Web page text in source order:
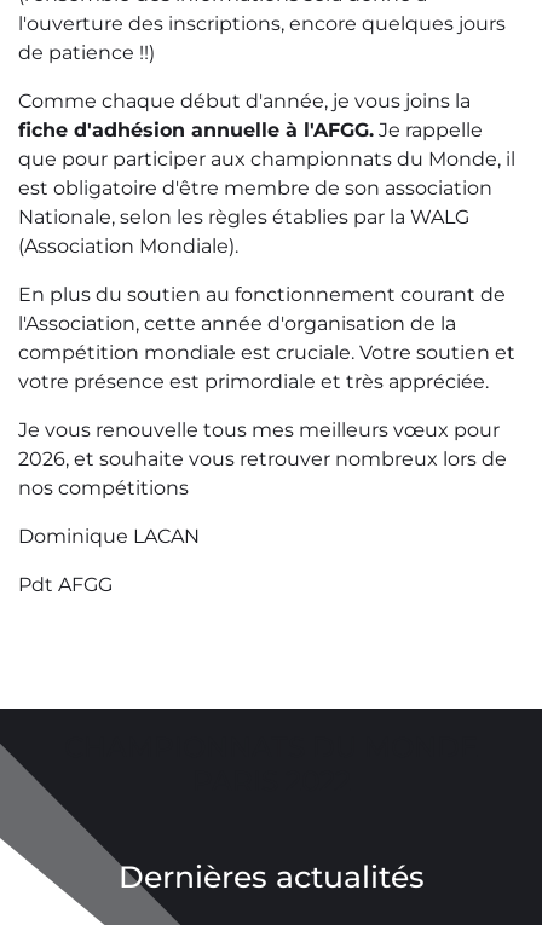
l'ouverture des inscriptions, encore quelques jours
de patience !!)
Comme chaque début d'année, je vous joins la
fiche d'adhésion annuelle à l'AFGG. Je rappelle
que pour participer aux championnats du Monde, il
est obligatoire d'être membre de son association
Nationale, selon les règles établies par la WALG
(Association Mondiale).
En plus du soutien au fonctionnement courant de
l'Association, cette année d'organisation de la
compétition mondiale est cruciale. Votre soutien et
votre présence est primordiale et très appréciée.
Je vous renouvelle tous mes meilleurs vœux pour
2026, et souhaite vous retrouver nombreux lors de
nos compétitions
Dominique LACAN
Pdt AFGG
Dernières actualités